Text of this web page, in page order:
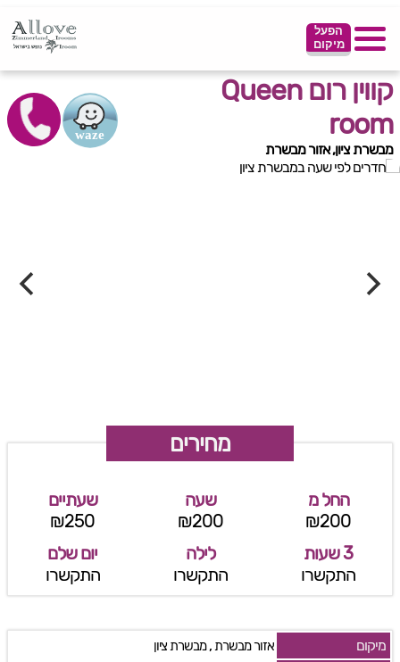
הפעל
מיקום
קווין רום Queen
room
מבשרת ציון, אזור מבשרת
מחירים
החל מ
₪200
שעה
₪200
שעתיים
₪250
3 שעות
התקשרו
לילה
התקשרו
יום שלם
התקשרו
מיקום אזור מבשרת,מבשרת ציון